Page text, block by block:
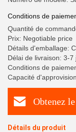
Conditions de
Quantité de
Prix: Negotiable price
Détails d'emballage:
Délai de livraison: 3-
Conditions de
Capacité
Obtenez
Détails du produit